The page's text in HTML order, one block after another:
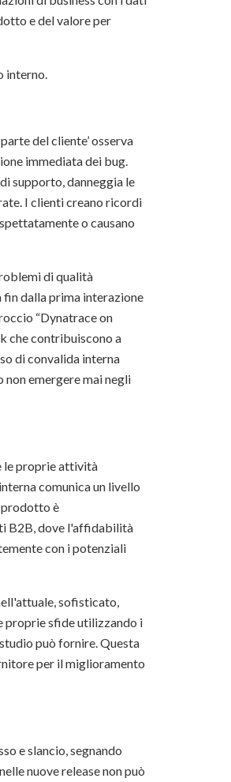
e del valore per
interno.
del cliente’ osserva
immediata dei bug.
supporto, danneggia le
I clienti creano ricordi
o causano
di qualità
fin dalla prima interazione
“Dynatrace on
che contribuiscono a
di convalida interna
emergere mai negli
le proprie attività
comunica un livello
prodotto è
B2B, dove l'affidabilità
con i potenziali
sofisticato,
proprie sfide utilizzando i
può fornire. Questa
per il miglioramento
e slancio, segnando
nuove release non può